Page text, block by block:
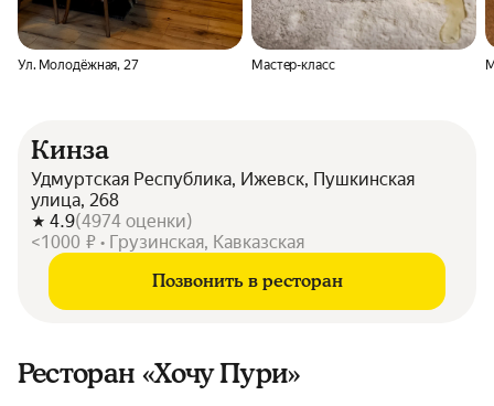
Ул. Молодёжная, 27 Мастер-класс
Кинза
Удмуртская Республика, Ижевск, Пушкинская
улица, 268
4.9(4974 оценки)
<1000 ₽ • Грузинская, Кавказская
Позвонить в ресторан
Ресторан «Хочу Пури»